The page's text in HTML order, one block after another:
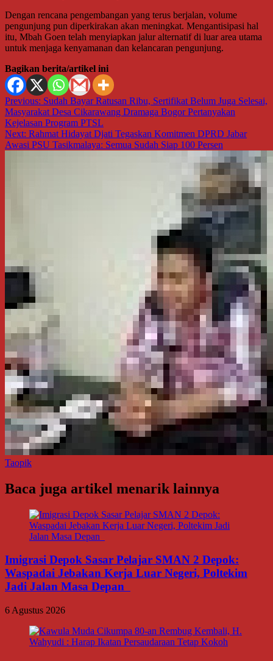
Dengan rencana pengembangan yang terus berjalan, volume
pengunjung pun diperkirakan akan meningkat. Mengantisipasi hal
itu, Mbah Goen telah menyiapkan jalur alternatif di luar area utama
untuk menjaga kenyamanan dan kelancaran pengunjung.
Bagikan berita/artikel ini
Navigasi
pos
Previous: Sudah Bayar Ratusan Ribu, Sertifikat Belum Juga Selesai,
Masyarakat Desa Cikarawang Dramaga Bogor Pertanyakan
Kejelasan Program PTSL
Next: Rahmat Hidayat Djati Tegaskan Komitmen DPRD Jabar
Awasi PSU Tasikmalaya: Semua Sudah Siap 100 Persen
Taopik
Baca juga artikel menarik lainnya
Imigrasi Depok Sasar Pelajar SMAN 2 Depok:
Waspadai Jebakan Kerja Luar Negeri, Poltekim
Jadi Jalan Masa Depan
6 Agustus 2026